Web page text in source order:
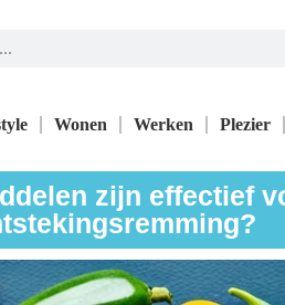
Wonen Werken Plezier
zijn effectief